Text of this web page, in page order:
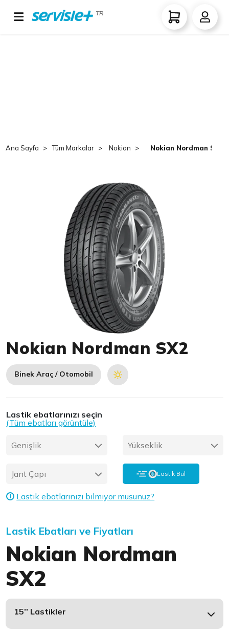
TR
Ana Sayfa Tüm Markalar Nokian Nokian Nordman SX2
Nokian Nordman SX2
Binek Araç / Otomobil
Lastik ebatlarınızı seçin
(Tüm ebatları görüntüle)
Genişlik Yükseklik
Jant Çapı Lastik Bul
i Lastik ebatlarınızı bilmiyor musunuz?
Lastik Ebatları ve Fiyatları
Nokian Nordman
SX2
15’’ Lastikler